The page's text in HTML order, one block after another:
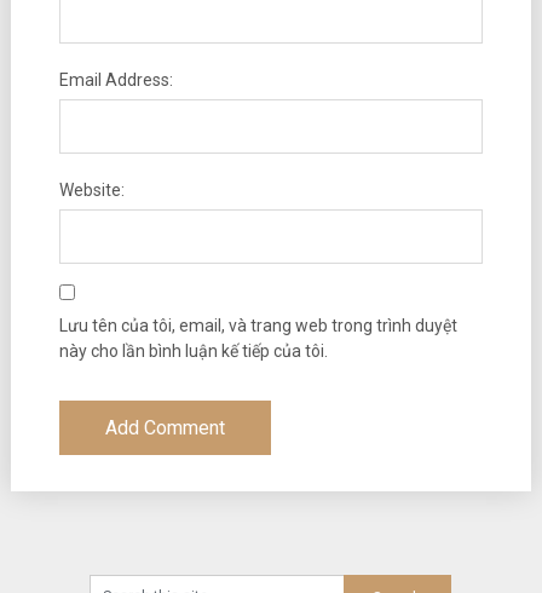
Email Address:
Website:
Lưu tên của tôi, email, và trang web trong trình duyệt
này cho lần bình luận kế tiếp của tôi.